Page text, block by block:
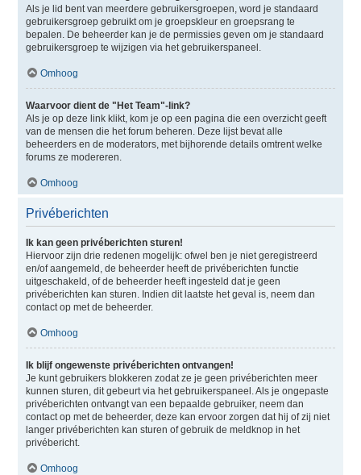
Als je lid bent van meerdere gebruikersgroepen, word je standaard
gebruikersgroep gebruikt om je groepskleur en groepsrang te
bepalen. De beheerder kan je de permissies geven om je standaard
gebruikersgroep te wijzigen via het gebruikerspaneel.
Omhoog
Waarvoor dient de "Het Team"-link?
Als je op deze link klikt, kom je op een pagina die een overzicht geeft
van de mensen die het forum beheren. Deze lijst bevat alle
beheerders en de moderators, met bijhorende details omtrent welke
forums ze modereren.
Omhoog
Privéberichten
Ik kan geen privéberichten sturen!
Hiervoor zijn drie redenen mogelijk: ofwel ben je niet geregistreerd
en/of aangemeld, de beheerder heeft de privéberichten functie
uitgeschakeld, of de beheerder heeft ingesteld dat je geen
privéberichten kan sturen. Indien dit laatste het geval is, neem dan
contact op met de beheerder.
Omhoog
Ik blijf ongewenste privéberichten ontvangen!
Je kunt gebruikers blokkeren zodat ze je geen privéberichten meer
kunnen sturen, dit gebeurt via het gebruikerspaneel. Als je ongepaste
privéberichten ontvangt van een bepaalde gebruiker, neem dan
contact op met de beheerder, deze kan ervoor zorgen dat hij of zij niet
langer privéberichten kan sturen of gebruik de meldknop in het
privébericht.
Omhoog